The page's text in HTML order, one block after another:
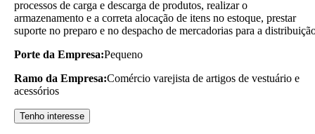
processos de carga e descarga de produtos, realizar o
armazenamento e a correta alocação de itens no estoque, prestar
suporte no preparo e no despacho de mercadorias para a
Porte da Empresa:Pequeno
Ramo da Empresa:Comércio varejista de artigos de vestuário e
acessórios
Tenho interesse